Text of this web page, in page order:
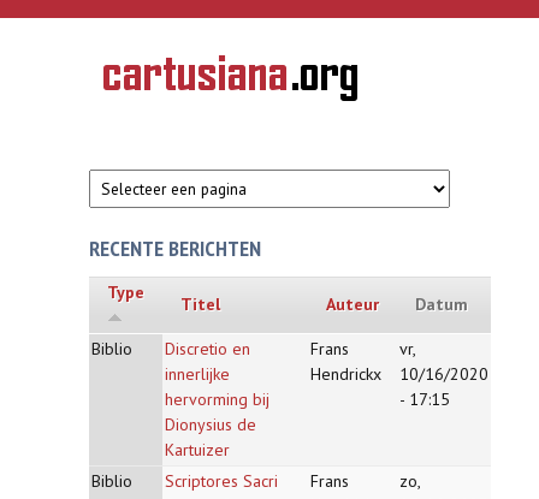
Overslaan en naar de inhoud gaan
CARTUSIANA
Geschiedenis
van de
RECENTE BERICHTEN
Type
Titel Auteur Datum
Biblio
Discretio en
innerlijke
hervorming bij
Dionysius de
Kartuizer
Frans
Hendrickx
vr,
10/16/2020
- 17:15
Biblio
Scriptores Sacri
Frans
zo,